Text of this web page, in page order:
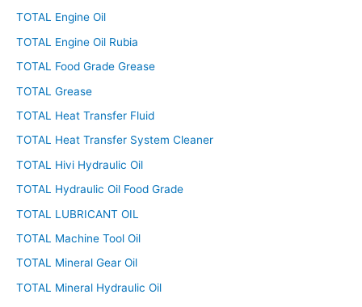
TOTAL Engine Oil
TOTAL Engine Oil Rubia
TOTAL Food Grade Grease
TOTAL Grease
TOTAL Heat Transfer Fluid
TOTAL Heat Transfer System Cleaner
TOTAL Hivi Hydraulic Oil
TOTAL Hydraulic Oil Food Grade
TOTAL LUBRICANT OIL
TOTAL Machine Tool Oil
TOTAL Mineral Gear Oil
TOTAL Mineral Hydraulic Oil